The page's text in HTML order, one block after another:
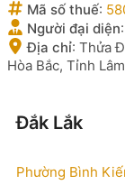
Mã số thuế:
Người đại diện:
Địa chỉ: Thửa
Hòa Bắc, Tỉnh
Đắk Lắk
Phường Bình